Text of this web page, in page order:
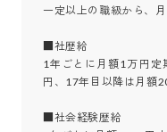
一定以上の職級から、
■社歴給
1年ごとに月額1万円
円、17年目以降は月額
■社会経験歴給